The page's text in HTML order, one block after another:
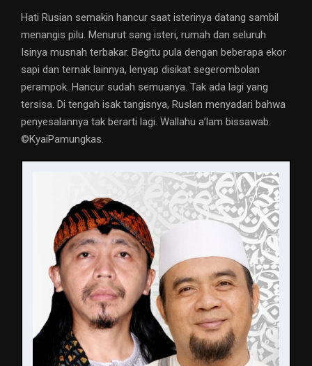
Hati Rusian semakin hancur saat isterinya datang sambil
menangis pilu. Menurut sang isteri, rumah dan seluruh
Isinya musnah terbakar. Begitu pula dengan beberapa ekor
sapi dan ternak lainnya, lenyap disikat segerombolan
perampok. Hancur sudah semuanya. Tak ada lagi yang
tersisa. Di tengah isak tangisnya, Ruslan menyadari bahwa
penyesalannya tak berarti lagi. Wallahu a’lam bissawab.
©️KyaiPamungkas.